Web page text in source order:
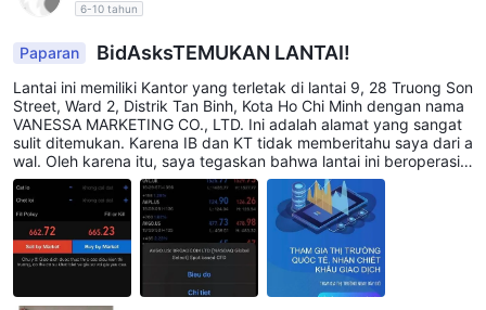
6-10 tahun
Paparan BidAsksTEMUKAN LANTAI!
Lantai ini memiliki Kantor yang terletak di lantai 9, 28 Truong Son
Street, Ward 2, Distrik Tan Binh, Kota Ho Chi Minh dengan nama
VANESSA MARKETING CO., LTD. Ini adalah alamat yang sangat
sulit ditemukan. Karena IB dan KT tidak memberitahu saya dari a
wal. Oleh karena itu, saya tegaskan bahwa lantai ini beroperasi s
angat teduh, kurang transparan dengan manifestasi penipuan. P
ertukaran ini beroperasi dengan menawarkan penawaran divide
n. Saya membuka akun dan berdagang di sini. Saya memiliki ak
un saya yang dibakar, tetapi saya tidak menyalahkannya karena
itu adalah biaya kuliah. Dan juga untuk mendengarkan para tekn
isi. Saya membuka kembali akun lain dan berdagang. Kali ini say
a memuat 7.1k usd dan berdagang sendiri. Hasilnya, keuntungan